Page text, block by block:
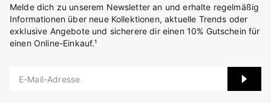
Melde dich zu unserem Newsletter an und erhalte regelmäßig
Informationen über neue Kollektionen, aktuelle Trends oder
exklusive Angebote und sicherere dir einen 10% Gutschein für
einen Online-Einkauf.¹
E-Mail-Adresse